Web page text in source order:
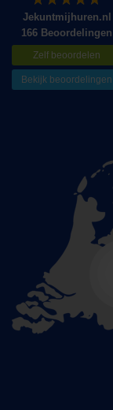
Jekuntmijhuren.nl
166 Beoordelingen
Zelf beoordelen
Bekijk beoordelingen